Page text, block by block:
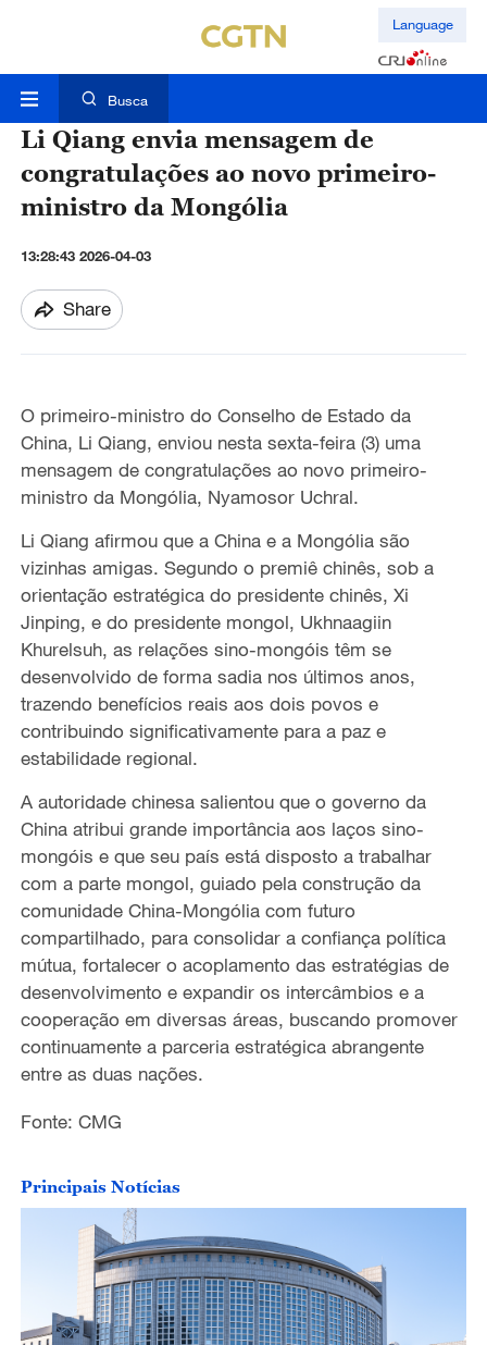
Language
Busca
Li Qiang envia mensagem de
congratulações ao novo primeiro-
ministro da Mongólia
13:28:43 2026-04-03
Share
O primeiro-ministro do Conselho de Estado da
China, Li Qiang, enviou nesta sexta-feira (3) uma
mensagem de congratulações ao novo primeiro-
ministro da Mongólia, Nyamosor Uchral.
Li Qiang afirmou que a China e a Mongólia são
vizinhas amigas. Segundo o premiê chinês, sob a
orientação estratégica do presidente chinês, Xi
Jinping, e do presidente mongol, Ukhnaagiin
Khurelsuh, as relações sino-mongóis têm se
desenvolvido de forma sadia nos últimos anos,
trazendo benefícios reais aos dois povos e
contribuindo significativamente para a paz e
estabilidade regional.
A autoridade chinesa salientou que o governo da
China atribui grande importância aos laços sino-
mongóis e que seu país está disposto a trabalhar
com a parte mongol, guiado pela construção da
comunidade China-Mongólia com futuro
compartilhado, para consolidar a confiança política
mútua, fortalecer o acoplamento das estratégias de
desenvolvimento e expandir os intercâmbios e a
cooperação em diversas áreas, buscando promover
continuamente a parceria estratégica abrangente
entre as duas nações.
Fonte: CMG
Principais Notícias